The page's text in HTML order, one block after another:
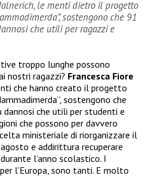
le menti dietro il progetto
sostengono che 91
che utili per ragazzi e
troppo lunghe possono
nostri ragazzi? Francesca Fiore
che hanno creato il progetto
sostengono che
dannosi che utili per studenti e
che possono per davvero
ministeriale di riorganizzare il
e addirittura recuperare
l’anno scolastico. I
l’Europa, sono tanti. E molto